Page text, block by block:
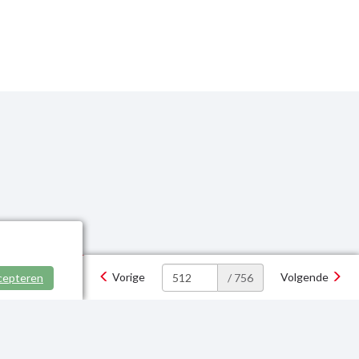
Vorige / 756 Volgende